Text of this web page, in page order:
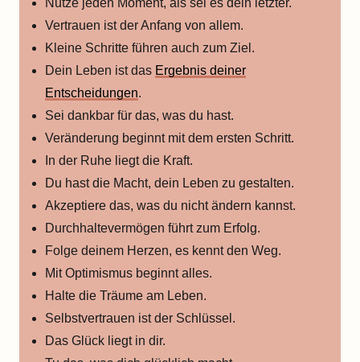
Nutze jeden Moment, als sei es dein letzter.
Vertrauen ist der Anfang von allem.
Kleine Schritte führen auch zum Ziel.
Dein Leben ist das Ergebnis deiner
Entscheidungen.
Sei dankbar für das, was du hast.
Veränderung beginnt mit dem ersten Schritt.
In der Ruhe liegt die Kraft.
Du hast die Macht, dein Leben zu gestalten.
Akzeptiere das, was du nicht ändern kannst.
Durchhaltevermögen führt zum Erfolg.
Folge deinem Herzen, es kennt den Weg.
Mit Optimismus beginnt alles.
Halte die Träume am Leben.
Selbstvertrauen ist der Schlüssel.
Das Glück liegt in dir.